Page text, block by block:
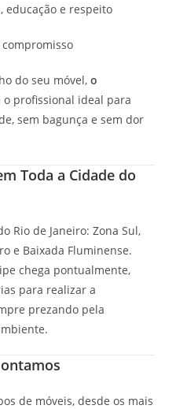
educação e respeito
do seu móvel,o
o profissional ideal para
sem bagunça e sem dor
Toda a Cidade do
Rio de Janeiro: Zona Sul,
e Baixada Fluminense.
chega pontualmente,
para realizar a
prezando pela
de móveis, desde os mais